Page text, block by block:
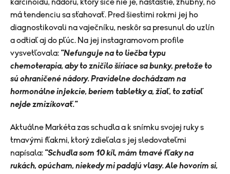
karcinoidu, nádoru, ktorý síce nie je, našťastie, zhubný, no
má tendenciu sa sťahovať. Pred šiestimi rokmi jej ho
diagnostikovali na vaječníku, neskôr sa presunul do uzlín
a odtiaľ aj do pľúc. Na jej instagramovom profile
vysvetľovala: "Nefunguje na to liečba typu
chemoterapia, aby to zničilo šíriace sa bunky, pretože to
sú ohraničené nádory. Pravidelne dochádzam na
hormonálne injekcie, beriem tabletky a, žiaľ, to zatiaľ
nejde zmizíkovať."
Aktuálne Markéta zas schudla a k snímku svojej ruky s
tmavými fľakmi, ktorý zdieľala s jej sledovateľmi
napísala: "Schudla som 10 kíl, mám tmavé fľaky na
rukách, opúcham, niekedy mi padajú vlasy. Ale hovorím si,